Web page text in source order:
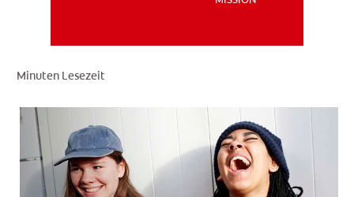
MISSION
FÜR FACHKREISE
COLGATE® MARKENSHOP
Minuten Lesezeit